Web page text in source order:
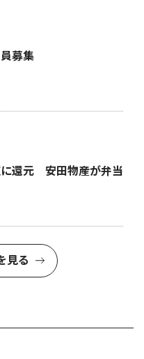
募集
還元 安田物産が弁当
見る